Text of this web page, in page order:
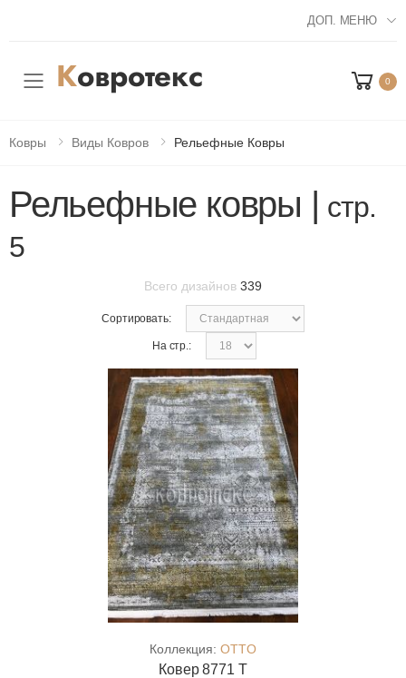
ДОП. МЕНЮ
Мобильное меню 0
Ковры Виды Ковров Рельефные Ковры
Рельефные ковры | стр.
5
Всего дизайнов 339
Сортировать:
На стр.:
Коллекция: OTTO
Ковер 8771 T